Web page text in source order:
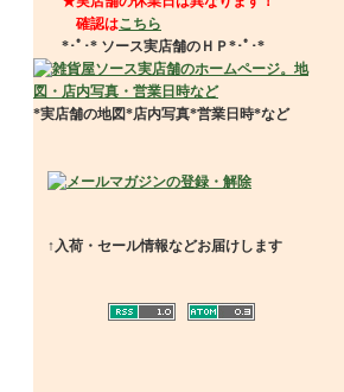
確認はこちら
*･ﾟ･* ソース実店舗のＨＰ*･ﾟ･*
*実店舗の地図*店内写真*営業日時*など
↑入荷・セール情報などお届けします